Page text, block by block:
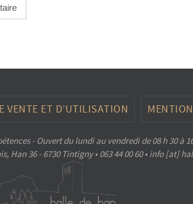
VENTE ET D’UTILISATION
- Ouvert du lundi au vendredi de 08 h 30 à
Han 36 - 6730 Tintigny • 063 44 00 60 • info [at]